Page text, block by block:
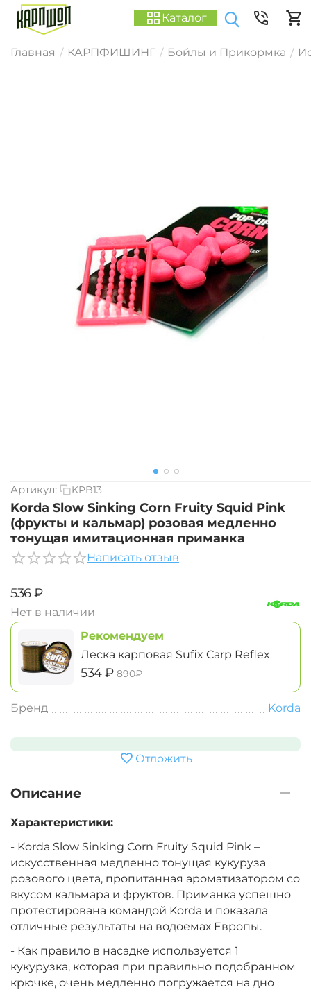
Каталог
Главная / КАРПФИШИНГ / Бойлы и Прикормка /
Артикул: KPB13
Korda Slow Sinking Corn Fruity Squid Pink
(фрукты и кальмар) розовая медленно
тонущая имитационная приманка
Написать отзыв
‍536‍₽
Нет в наличии
Рекомендуем
Леска карповая Sufix Carp Reflex
‍534‍₽ ‍890‍₽
Бренд Korda
Отложить
Описание
Характеристики:
- Korda Slow Sinking Corn Fruity Squid Pink –
искусственная медленно тонущая кукуруза
розового цвета, пропитанная ароматизатором со
вкусом кальмара и фруктов. Приманка успешно
протестирована командой Korda и показала
отличные результаты на водоемах Европы.
- Как правило в насадке используется 1
кукурузка, которая при правильно подобранном
крючке, очень медленно погружается на дно